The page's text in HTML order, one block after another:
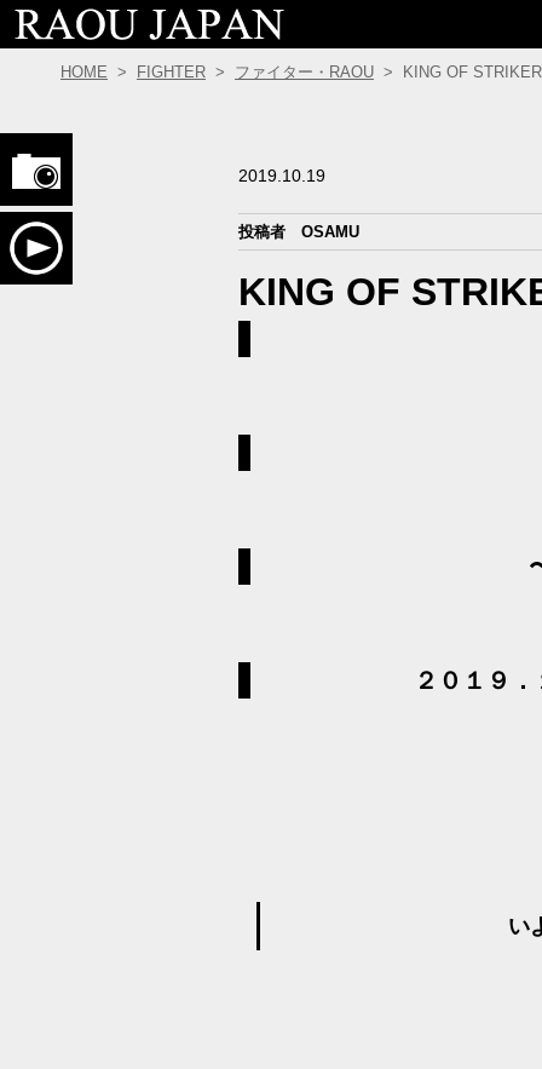
RAOU ムービーコンテンツ
HOME > FIGHTER > ファイター・RAOU > KING OF
2019.10.19
投稿者 OSAMU
KING OF
２０１９
い